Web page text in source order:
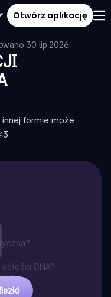
Otwórz aplikację
30 lip 2026
formie może
DNA?